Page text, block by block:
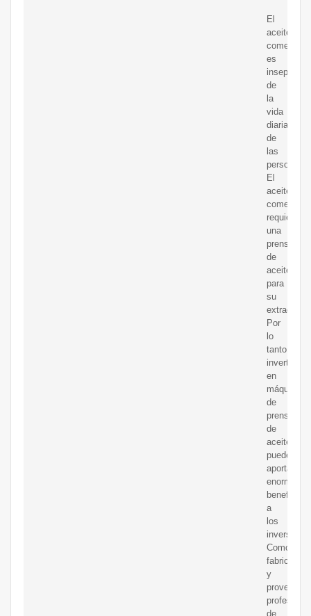
El
aceite
comestible
es
de
la
vida
diaria
de
las
personas.
El
aceite
comestible
requiere
una
prensa
de
aceite
para
su
extracción.
Por
lo
tanto,
invertir
en
máquina
de
prensa
de
aceite
puede
aportar
enormes
beneficios
a
los
inversores.
Como
fabricante
y
proveedor
profesional
de